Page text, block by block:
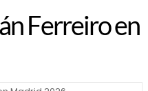
Ferreiro en